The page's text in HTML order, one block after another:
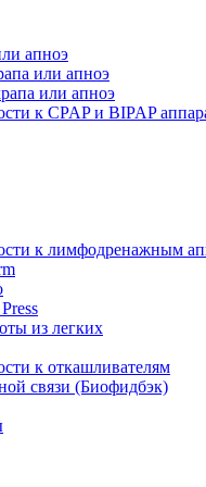
апноэ
или апноэ
или апноэ
к CPAP и BIPAP
к лимфодренажным
из легких
к откашливателям
связи (Биофидбэк)